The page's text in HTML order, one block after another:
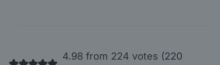
4.98 from 224 votes (220